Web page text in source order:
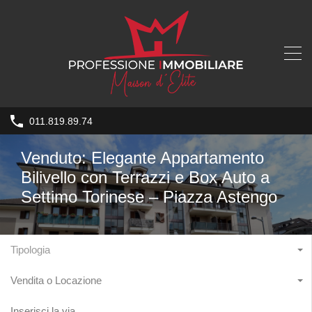
011.819.89.74
Venduto: Elegante Appartamento
Bilivello con Terrazzi e Box Auto a
Settimo Torinese – Piazza Astengo
Tipologia
Vendita o Locazione